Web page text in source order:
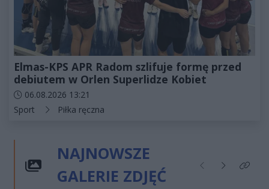
Elmas-KPS APR Radom szlifuje formę przed
debiutem w Orlen Superlidze Kobiet
Data dodania artykułu:
06.08.2026 13:21
Kategorie artykułu:
Sport Piłka ręczna
NAJNOWSZE
GALERIE ZDJĘĆ
Poprzednie
NastępneKliknij